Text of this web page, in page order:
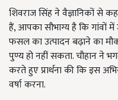
शिवराज सिंह ने वैज्ञानिकों से
हैं, आपका सौभाग्य है कि गांवों
फसल का उत्पादन बढ़ाने का
पुण्य हो नहीं सकता. चौहान ने
करते हुए प्रार्थना की कि इस
वर्षा करना.